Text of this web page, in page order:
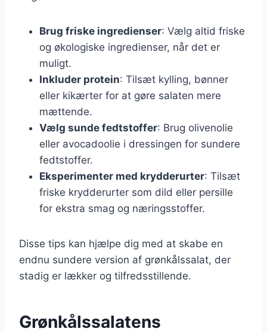
Brug friske ingredienser: Vælg altid friske
og økologiske ingredienser, når det er
muligt.
Inkluder protein: Tilsæt kylling, bønner
eller kikærter for at gøre salaten mere
mættende.
Vælg sunde fedtstoffer: Brug olivenolie
eller avocadoolie i dressingen for sundere
fedtstoffer.
Eksperimenter med krydderurter: Tilsæt
friske krydderurter som dild eller persille
for ekstra smag og næringsstoffer.
Disse tips kan hjælpe dig med at skabe en
endnu sundere version af grønkålssalat, der
stadig er lækker og tilfredsstillende.
Grønkålssalatens